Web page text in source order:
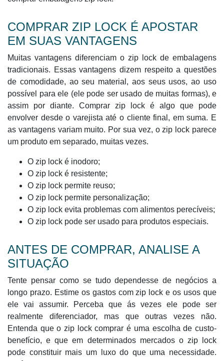
COMPRAR ZIP LOCK É APOSTAR
EM SUAS VANTAGENS
Muitas vantagens diferenciam o zip lock de embalagens
tradicionais. Essas vantagens dizem respeito a questões
de comodidade, ao seu material, aos seus usos, ao uso
possível para ele (ele pode ser usado de muitas formas), e
assim por diante. Comprar zip lock é algo que pode
envolver desde o varejista até o cliente final, em suma. E
as vantagens variam muito. Por sua vez, o zip lock parece
um produto em separado, muitas vezes.
O zip lock é inodoro;
O zip lock é resistente;
O zip lock permite reuso;
O zip lock permite personalização;
O zip lock evita problemas com alimentos perecíveis;
O zip lock pode ser usado para produtos especiais.
ANTES DE COMPRAR, ANALISE A
SITUAÇÃO
Tente pensar como se tudo dependesse de negócios a
longo prazo. Estime os gastos com zip lock e os usos que
ele vai assumir. Perceba que ás vezes ele pode ser
realmente diferenciador, mas que outras vezes não.
Entenda que o zip lock comprar é uma escolha de custo-
benefício, e que em determinados mercados o zip lock
pode constituir mais um luxo do que uma necessidade.